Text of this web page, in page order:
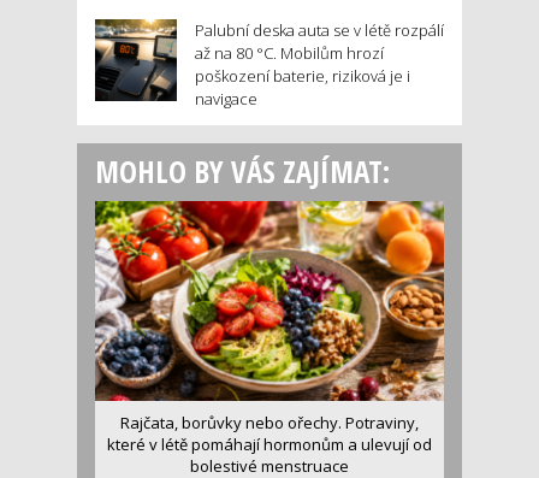
Palubní deska auta se v létě rozpálí
až na 80 °C. Mobilům hrozí
poškození baterie, riziková je i
navigace
MOHLO BY VÁS ZAJÍMAT:
Rajčata, borůvky nebo ořechy. Potraviny,
které v létě pomáhají hormonům a ulevují od
bolestivé menstruace